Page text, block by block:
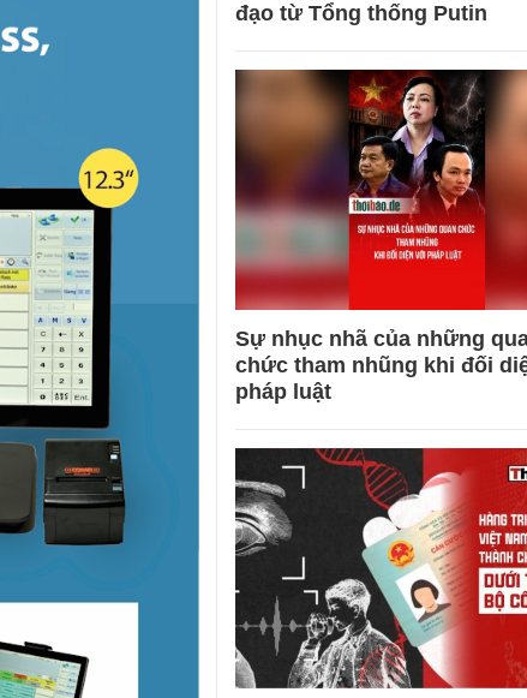
đạo từ Tổng thống Putin
Sự nhục nhã của những
chức tham nhũng khi đối
pháp luật